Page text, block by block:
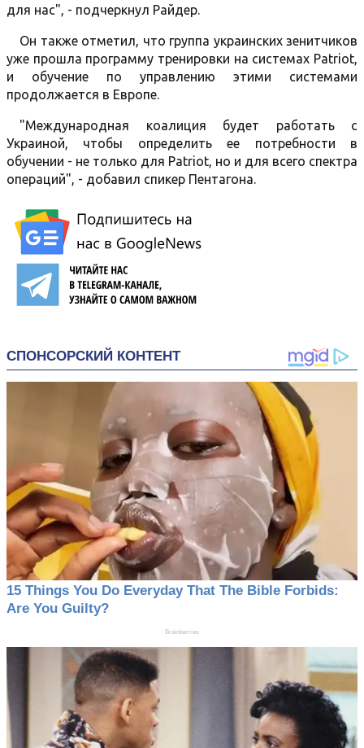
для нас", - подчеркнул Райдер.
Он также отметил, что группа украинских зенитчиков
уже прошла программу тренировки на системах Patriot,
и обучение по управлению этими системами
продолжается в Европе.
"Международная коалиция будет работать с
Украиной, чтобы определить ее потребности в
обучении - не только для Patriot, но и для всего спектра
операций", - добавил спикер Пентагона.